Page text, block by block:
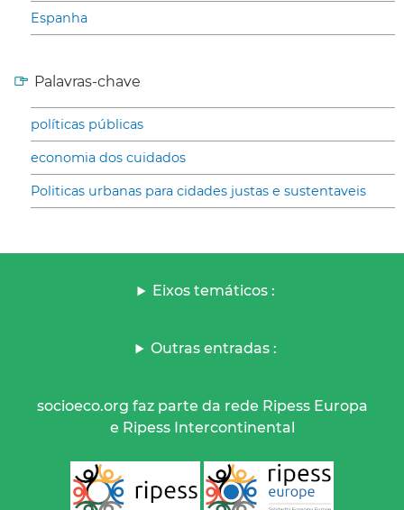
Espanha
Palavras-chave
políticas públicas
economia dos cuidados
Politicas urbanas para cidades justas e sustentaveis
Eixos temáticos :
Outras entradas :
socioeco.org faz parte da rede Ripess Europa
e Ripess Intercontinental